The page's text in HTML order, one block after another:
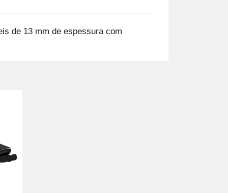
de 13 mm de espessura com